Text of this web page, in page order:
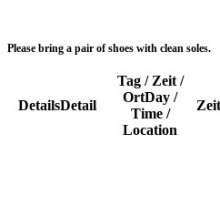
Please bring a pair of shoes with clean soles.
DetailsDetail
Tag / Zeit /
OrtDay /
Time /
Location